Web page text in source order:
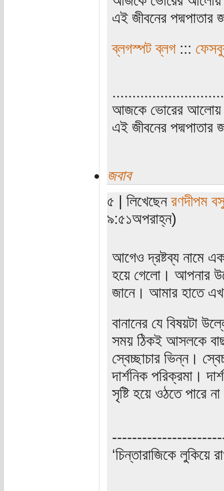
এই জীবনের পদ্মপাতার
ব্লগস্পট ব্লগ:::
আজকে ভোরের আলোয়
এই জীবনের পদ্মপাতার
জবাব
৫ | লিখেছেন রণদীপম
৯:৫১অপরাহ্ন)
আগেও দ্রষ্টব্য নামে
হয়ে গেলো। আপনার
জানে। আমার হাতে
বানানের যে বিষয়টা
সময় ঠিকই আসলকে
স্বেচ্ছাচার ভিন্ন।
দার্শনিক পরিক্রমা।
সৃষ্টি হয়ে ওঠতে পারে
‘চিন্তারাজিকে লুকিয়ে